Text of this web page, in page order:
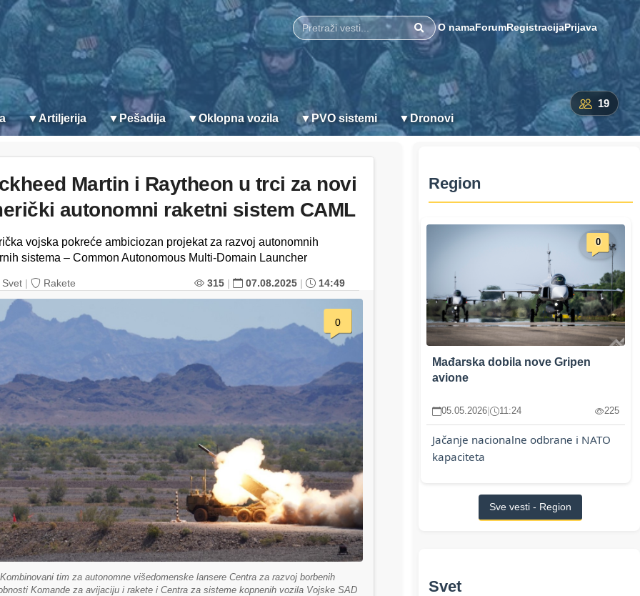
▼ Artiljerija ▼ Pešadija ▼Oklopna vozila ▼PVO sistemi ▼Dronovi
Pretraži
O namaForumRegistracijaPrijava
19
Martin i Raytheon u trci za novi
autonomni raketni sistem CAML
vojska pokreće ambiciozan projekat za razvoj autonomnih
sistema – Common Autonomous Multi-Domain Launcher
Svet | Rakete 315 | 07.08.2025 | 14:49
0
Kombinovani tim za autonomne višedomenske lansere Centra za razvoj borbenih
Komande za avijaciju i rakete i Centra za sisteme kopnenih vozila Vojske SAD
Region
0
Mađarska dobila nove Gripen
avione
05.05.2026| 11:24 225
Jačanje nacionalne odbrane i NATO
kapaciteta
Sve vesti - Region
Svet